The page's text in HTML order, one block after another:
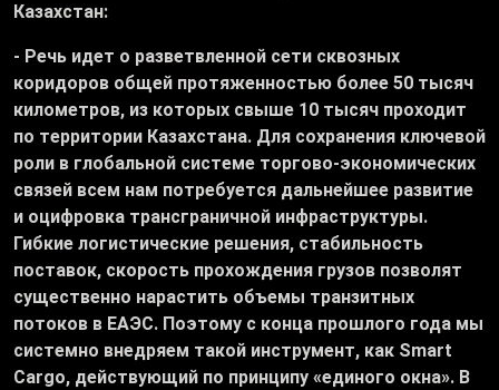
Казахстан:
- Речь идет о разветвленной сети сквозных
коридоров общей протяженностью более 50 тысяч
километров, из которых свыше 10 тысяч проходит
по территории Казахстана. Для сохранения ключевой
роли в глобальной системе торгово-экономических
связей всем нам потребуется дальнейшее развитие
и оцифровка трансграничной инфраструктуры.
Гибкие логистические решения, стабильность
поставок, скорость прохождения грузов позволят
существенно нарастить объемы транзитных
потоков в ЕАЭС. Поэтому с конца прошлого года мы
системно внедряем такой инструмент, как Smart
Cargo, действующий по принципу «единого окна». В